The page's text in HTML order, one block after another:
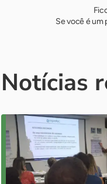
Se você é um
Notícias